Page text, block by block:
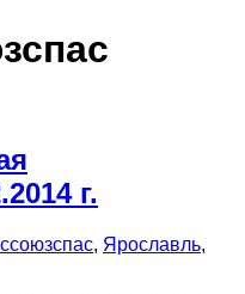
г.
, Ярославль,